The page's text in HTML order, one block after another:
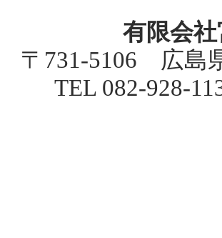
有限会
〒731-5106 広島
TEL 082-928-